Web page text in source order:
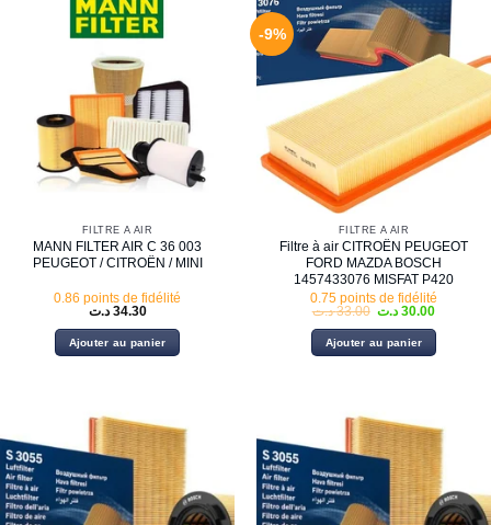
FILTRE À AIR
MANN FILTER AIR C 36 003
PEUGEOT / CITROËN / MINI
0.86 points de fidélité
34.30 د.ت
Ajouter au panier
-9%
FILTRE À AIR
Filtre à air CITROËN PEUGEOT
FORD MAZDA BOSCH
1457433076 MISFAT P420
0.75 points de fidélité
33.00 د.ت
Le
initial
était :
30.00 د.ت
Le
actuel
est :
Ajouter au panier